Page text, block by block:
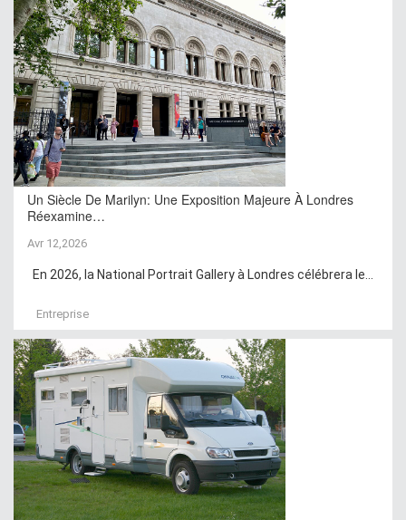
Un Siècle De Marilyn: Une Exposition Majeure À Londres
Réexamine…
Avr 12,2026
En 2026, la National Portrait Gallery à Londres célébrera le...
Entreprise